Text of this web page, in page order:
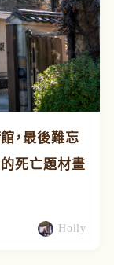
，最後難忘
的死亡題材畫
Holly